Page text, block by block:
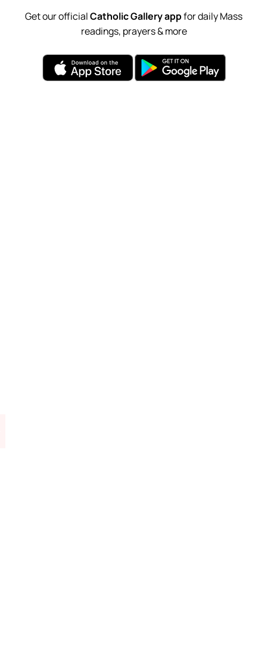
Get our officialCatholic Gallery appfor daily Mass
readings, prayers & more